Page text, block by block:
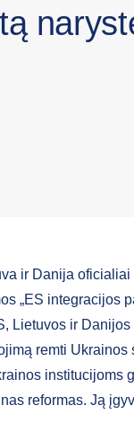
ir Danija
„ES integracijos
Lietuvos ir
remti Ukrainos
institucijoms
reformas. Ją